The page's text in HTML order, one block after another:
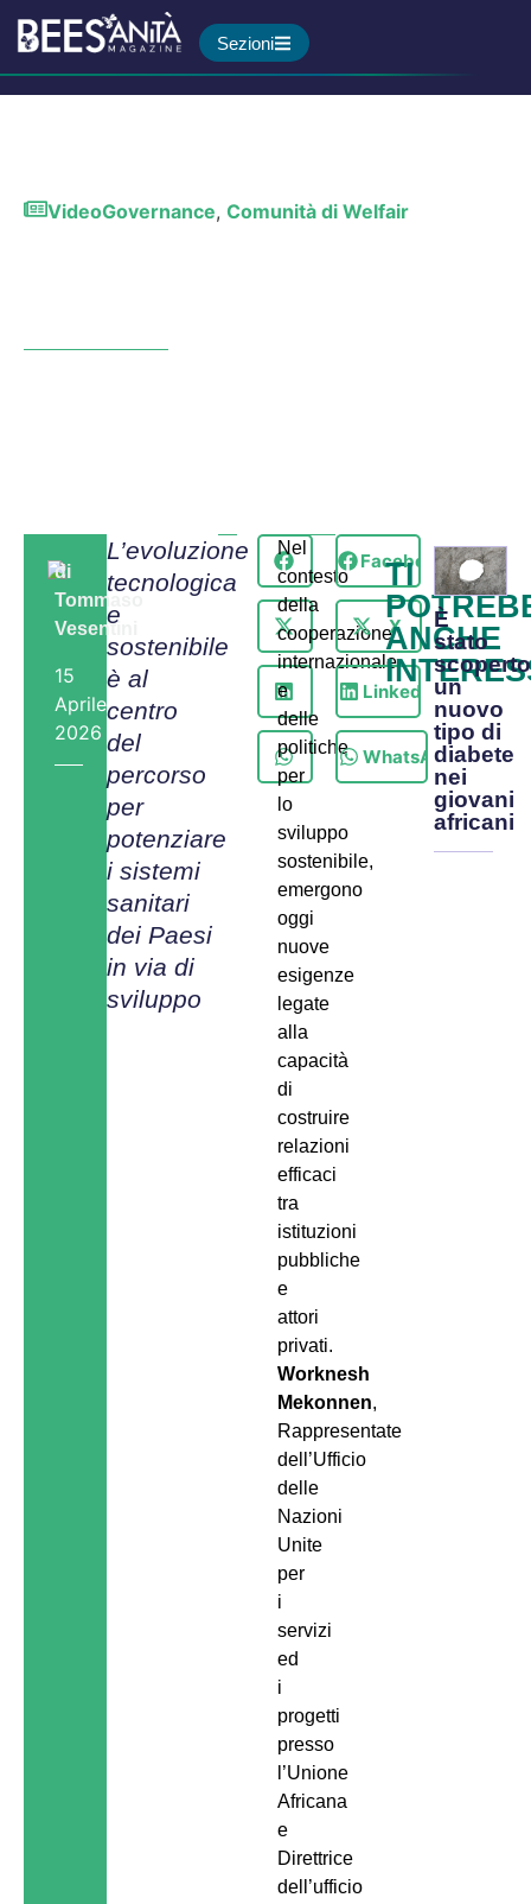
Sezioni
VideoGovernance, Comunità di Welfair
di
Tommaso
Vesentini
15
Aprile,
2026
L’evoluzione
tecnologica
e
sostenibile
è al
centro
del
percorso
per
potenziare
i sistemi
sanitari
dei Paesi
in via di
sviluppo
Nel
contesto
della
cooperazione
internazionale
e
delle
politiche
per
lo
sviluppo
sostenibile,
emergono
oggi
nuove
esigenze
legate
alla
capacità
di
costruire
relazioni
efficaci
tra
istituzioni
pubbliche
e
attori
privati.
Worknesh
Mekonnen,
Rappresentate
dell’Ufficio
delle
Nazioni
Unite
per
i
servizi
ed
i
progetti
presso
l’Unione
Africana
e
Direttrice
dell’ufficio
Facebook
X
LinkedIn
WhatsApp
TI
ANCHE
È
stato
scoperto
un
nuovo
tipo di
diabete
nei
giovani
africani